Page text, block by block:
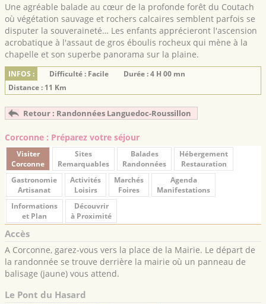
Une agréable balade au cœur de la profonde forêt du Coutach
où végétation sauvage et rochers calcaires semblent parfois se
disputer la souveraineté… Les enfants apprécieront l'ascension
acrobatique à l'assaut de gros éboulis rocheux qui mène à la
chapelle et son superbe panorama sur la plaine.
INFOS : Difficulté : Facile
Durée : 4 H 00 mn
Distance : 11 Km
Retour : Randonnées Languedoc-Roussillon
Corconne : Préparez votre séjour
Visiter
Corconne
Sites
Remarquables
Balades
Randonnées
Hébergement
Restauration
Gastronomie
Artisanat
Activités
Loisirs
Marchés
Foires
Agenda
Manifestations
Informations
et Plan
Découvrir
à Proximité
Accès
A Corconne, garez-vous vers la place de la Mairie. Le départ de
la randonnée se trouve derrière la mairie où un panneau de
balisage (jaune) vous attend.
Le Pont du Hasard